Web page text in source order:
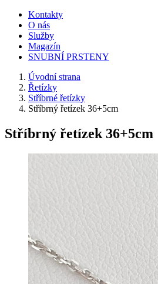
Kontakty
O nás
Služby
Magazín
SNUBNÍ PRSTENY
Úvodní strana
Řetízky
Stříbrné řetízky
Stříbrný řetízek 36+5cm
Stříbrný řetízek 36+5cm